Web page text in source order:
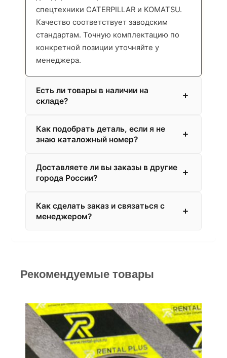
спецтехники CATERPILLAR и KOMATSU.
Качество соответствует заводским
стандартам. Точную комплектацию по
конкретной позиции уточняйте у
менеджера.
Есть ли товары в наличии на
складе?
Как подобрать деталь, если я не
знаю каталожный номер?
Доставляете ли вы заказы в другие
города России?
Как сделать заказ и связаться с
менеджером?
Рекомендуемые товары